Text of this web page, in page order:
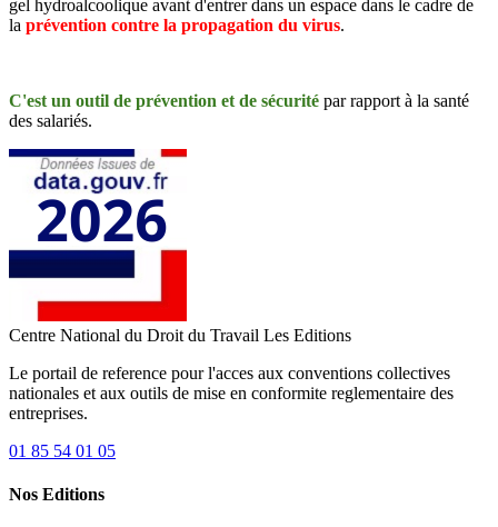
gel hydroalcoolique avant d'entrer dans un espace dans le cadre de
la prévention contre la propagation du virus.
C'est un outil de prévention et de sécurité par rapport à la santé
des salariés.
Centre National du Droit du Travail Les Editions
Le portail de reference pour l'acces aux conventions collectives
nationales et aux outils de mise en conformite reglementaire des
entreprises.
01 85 54 01 05
Nos Editions